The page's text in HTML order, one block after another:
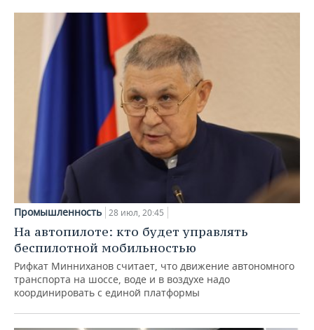
Промышленность 28 июл, 20:45
На автопилоте: кто будет управлять
беспилотной мобильностью
Рифкат Минниханов считает, что движение автономного
транспорта на шоссе, воде и в воздухе надо
координировать с единой платформы